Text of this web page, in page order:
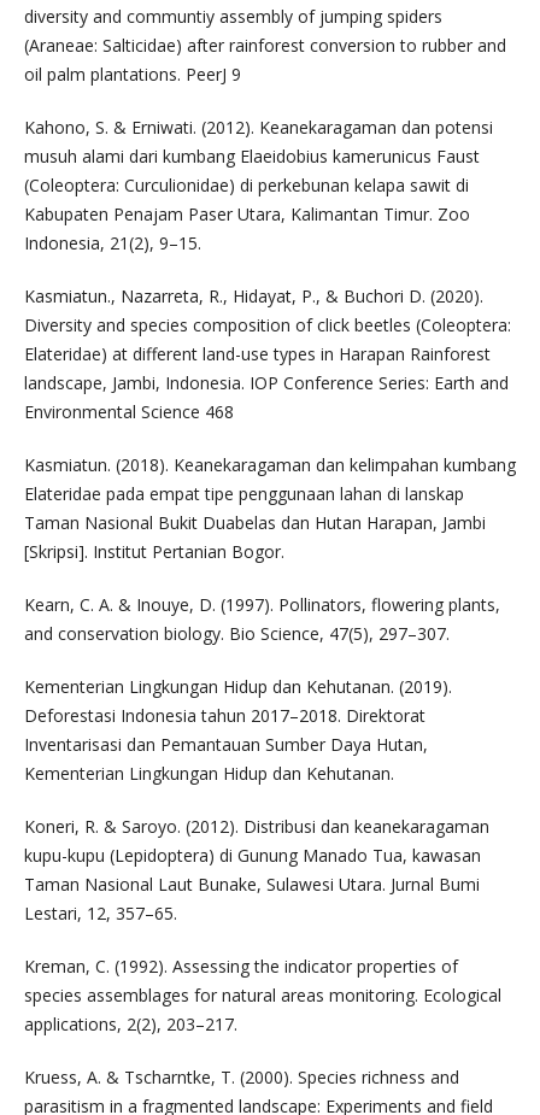
diversity and communtiy assembly of jumping spiders
(Araneae: Salticidae) after rainforest conversion to rubber and
oil palm plantations. PeerJ 9
Kahono, S. & Erniwati. (2012). Keanekaragaman dan potensi
musuh alami dari kumbang Elaeidobius kamerunicus Faust
(Coleoptera: Curculionidae) di perkebunan kelapa sawit di
Kabupaten Penajam Paser Utara, Kalimantan Timur. Zoo
Indonesia, 21(2), 9–15.
Kasmiatun., Nazarreta, R., Hidayat, P., & Buchori D. (2020).
Diversity and species composition of click beetles (Coleoptera:
Elateridae) at different land-use types in Harapan Rainforest
landscape, Jambi, Indonesia. IOP Conference Series: Earth and
Environmental Science 468
Kasmiatun. (2018). Keanekaragaman dan kelimpahan kumbang
Elateridae pada empat tipe penggunaan lahan di lanskap
Taman Nasional Bukit Duabelas dan Hutan Harapan, Jambi
[Skripsi]. Institut Pertanian Bogor.
Kearn, C. A. & Inouye, D. (1997). Pollinators, flowering plants,
and conservation biology. Bio Science, 47(5), 297–307.
Kementerian Lingkungan Hidup dan Kehutanan. (2019).
Deforestasi Indonesia tahun 2017–2018. Direktorat
Inventarisasi dan Pemantauan Sumber Daya Hutan,
Kementerian Lingkungan Hidup dan Kehutanan.
Koneri, R. & Saroyo. (2012). Distribusi dan keanekaragaman
kupu-kupu (Lepidoptera) di Gunung Manado Tua, kawasan
Taman Nasional Laut Bunake, Sulawesi Utara. Jurnal Bumi
Lestari, 12, 357–65.
Kreman, C. (1992). Assessing the indicator properties of
species assemblages for natural areas monitoring. Ecological
applications, 2(2), 203–217.
Kruess, A. & Tscharntke, T. (2000). Species richness and
parasitism in a fragmented landscape: Experiments and field